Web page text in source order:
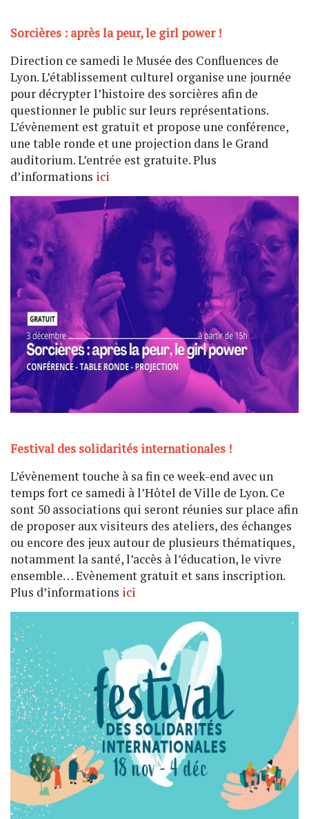
Sorcières : après la peur, le girl power !
Direction ce samedi le Musée des Confluences de
Lyon. L’établissement culturel organise une journée
pour décrypter l’histoire des sorcières afin de
questionner le public sur leurs représentations.
L’évènement est gratuit et propose une conférence,
une table ronde et une projection dans le Grand
auditorium. L’entrée est gratuite. Plus
d’informations ici
Festival des solidarités internationales !
L’évènement touche à sa fin ce week-end avec un
temps fort ce samedi à l’Hôtel de Ville de Lyon. Ce
sont 50 associations qui seront réunies sur place afin
de proposer aux visiteurs des ateliers, des échanges
ou encore des jeux autour de plusieurs thématiques,
notamment la santé, l’accès à l’éducation, le vivre
ensemble… Evènement gratuit et sans inscription.
Plus d’informations ici